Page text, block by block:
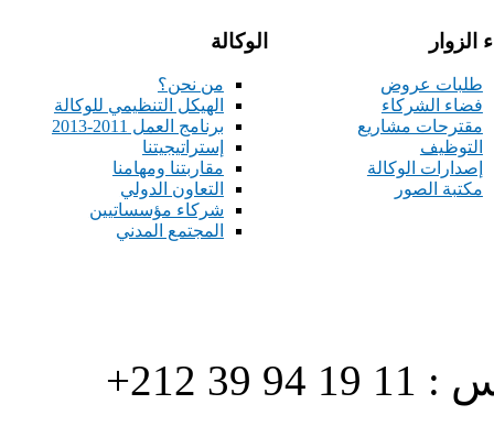
الوكالة
من نحن؟
الهيكل التنظيمي للوكالة
برنامج العمل 2011-2013
إستراتيجيتنا
مقاربتنا ومهامنا
التعاون الدولي
شركاء مؤسساتيين
المجتمع المدني
الزوار
طلبات عروض
فضاء الشركاء
مقترحات مشاريع
التوظيف
إصدارات الوكالة
مكتبة الصور
هاتف : 90/88 32 94 39 212+ فاكس : 11 19 94 39 212+